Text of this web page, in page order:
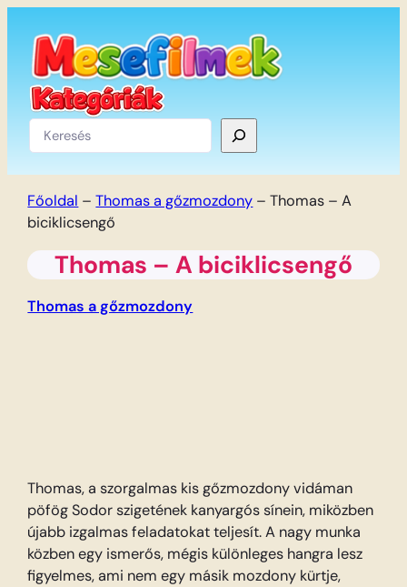
tartalomhoz
Keresés
Főoldal –Thomas a gőzmozdony –Thomas – A
biciklicsengő
Thomas – A biciklicsengő
Thomas a gőzmozdony
Thomas, a szorgalmas kis gőzmozdony vidáman
pöfög Sodor szigetének kanyargós sínein, miközben
újabb izgalmas feladatokat teljesít. A nagy munka
közben egy ismerős, mégis különleges hangra lesz
figyelmes, ami nem egy másik mozdony kürtje,